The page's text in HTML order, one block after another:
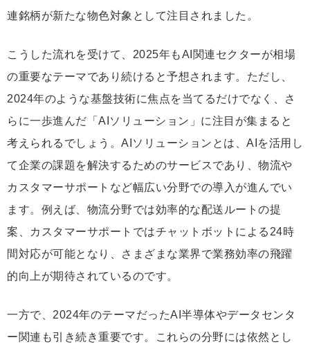
連銘柄が新たな物色対象として注目されました。
こうした流れを受けて、2025年もAI関連セクターが相場
の重要なテーマであり続けると予想されます。ただし、
2024年のような基盤技術に焦点を当てるだけでなく、さ
らに一歩進んだ「AIソリューション」に注目が集まると
考えられるでしょう。AIソリューションとは、AIを活用し
て企業の課題を解決するためのサービスであり、物流や
カスタマーサポートなど幅広い分野での導入が進んでい
ます。例えば、物流分野では効率的な配送ルートの提
案、カスタマーサポートではチャットボットによる24時
間対応が可能となり、さまざまな業界で業務効率の飛躍
的向上が期待されているのです。
一方で、2024年のテーマだったAI半導体やデータセンタ
ー関連も引き続き重要です。これらの分野には依然とし